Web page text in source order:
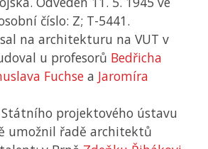
číslo: Z; T-5441.
na architekturu na VUT v
u profesorů Bedřicha
Fuchse a Jaromíra
projektového ústavu
umožnil řadě architektů